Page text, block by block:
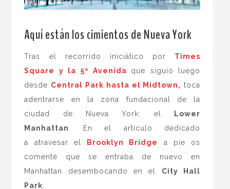
Aquí están los cimientos de Nueva York
Tras el recorrido iniciático por Times
Square y la 5ª Avenida
que siguió luego
desde Central Park hasta el Midtown, toca
adentrarse en la zona fundacional de la
ciudad de Nueva York: el
Lower
Manhattan. En el artículo dedicado
a atravesar el
Brooklyn Bridge
a pie os
comenté que se entraba de nuevo en
Manhattan desembocando en el City Hall
Park.